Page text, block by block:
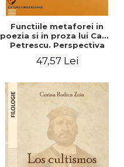
Functiile metaforei in
poezia si in proza lui Camil
Petrescu. Perspectiva
47,57 Lei